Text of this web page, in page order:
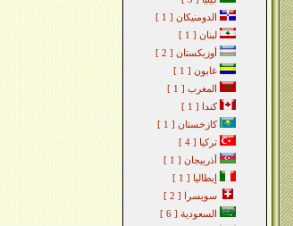
[ 1 ]
[ 1 ]
[ 2 ]
[ 1 ]
غابون
[ 1 ]
[ 1 ]
كندا
[ 1 ]
كازخستان
[ 4 ]
تركيا
[ 1 ]
[ 1 ]
[ 2 ]
سويسرا
[ 6 ]